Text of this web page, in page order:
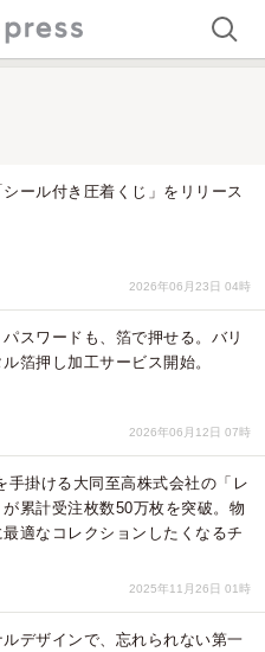
ール付き圧着くじ」をリリース
2026年06月23日 04時
スワードも、箔で押せる。バリ
箔押し加工サービス開始。
2026年06月12日 07時
手掛ける大同至高株式会社の「レ
累計受注枚数50万枚を突破。物
適なコレクションしたくなるチ
2025年11月26日 01時
デザインで、忘れられない第一